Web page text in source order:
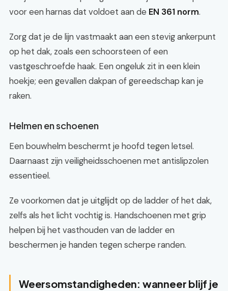
voor een harnas dat voldoet aan de EN 361 norm.
Zorg dat je de lijn vastmaakt aan een stevig ankerpunt
op het dak, zoals een schoorsteen of een
vastgeschroefde haak. Een ongeluk zit in een klein
hoekje; een gevallen dakpan of gereedschap kan je
raken.
Helmen en schoenen
Een bouwhelm beschermt je hoofd tegen letsel.
Daarnaast zijn veiligheidsschoenen met antislipzolen
essentieel.
Ze voorkomen dat je uitglijdt op de ladder of het dak,
zelfs als het licht vochtig is. Handschoenen met grip
helpen bij het vasthouden van de ladder en
beschermen je handen tegen scherpe randen.
Weersomstandigheden: wanneer blijf je